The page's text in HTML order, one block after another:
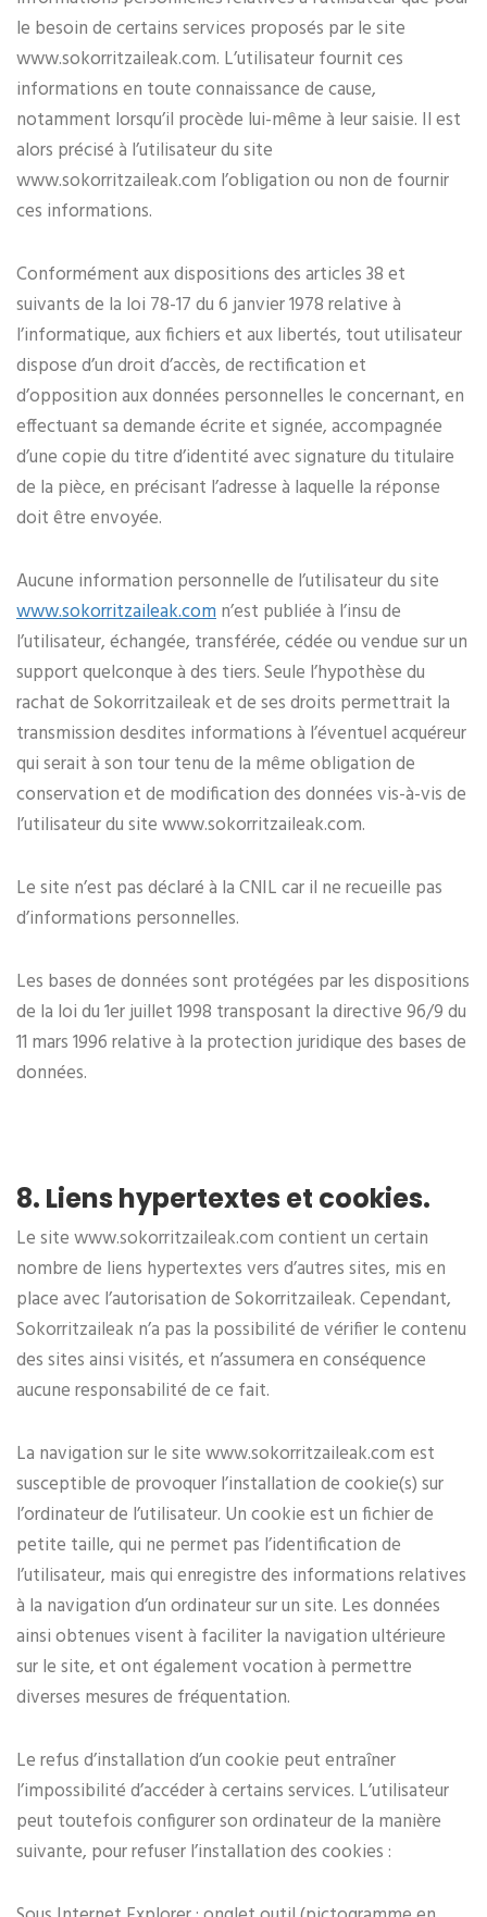
le besoin de certains services proposés par le site
www.sokorritzaileak.com. L’utilisateur fournit ces
informations en toute connaissance de cause,
notamment lorsqu’il procède lui-même à leur saisie. Il est
alors précisé à l’utilisateur du site
www.sokorritzaileak.com l’obligation ou non de fournir
ces informations.
Conformément aux dispositions des articles 38 et
suivants de la loi 78-17 du 6 janvier 1978 relative à
l’informatique, aux fichiers et aux libertés, tout utilisateur
dispose d’un droit d’accès, de rectification et
d’opposition aux données personnelles le concernant, en
effectuant sa demande écrite et signée, accompagnée
d’une copie du titre d’identité avec signature du titulaire
de la pièce, en précisant l’adresse à laquelle la réponse
doit être envoyée.
Aucune information personnelle de l’utilisateur du site
www.sokorritzaileak.comn’est publiée à l’insu de
l’utilisateur, échangée, transférée, cédée ou vendue sur un
support quelconque à des tiers. Seule l’hypothèse du
rachat de Sokorritzaileak et de ses droits permettrait la
transmission desdites informations à l’éventuel acquéreur
qui serait à son tour tenu de la même obligation de
conservation et de modification des données vis-à-vis de
l’utilisateur du site www.sokorritzaileak.com.
Le site n’est pas déclaré à la CNIL car il ne recueille pas
d’informations personnelles.
Les bases de données sont protégées par les dispositions
de la loi du 1er juillet 1998 transposant la directive 96/9 du
11 mars 1996 relative à la protection juridique des bases de
données.
8. Liens hypertextes et cookies.
Le site www.sokorritzaileak.com contient un certain
nombre de liens hypertextes vers d’autres sites, mis en
place avec l’autorisation de Sokorritzaileak. Cependant,
Sokorritzaileak n’a pas la possibilité de vérifier le contenu
des sites ainsi visités, et n’assumera en conséquence
aucune responsabilité de ce fait.
La navigation sur le site www.sokorritzaileak.com est
susceptible de provoquer l’installation de cookie(s) sur
l’ordinateur de l’utilisateur. Un cookie est un fichier de
petite taille, qui ne permet pas l’identification de
l’utilisateur, mais qui enregistre des informations relatives
à la navigation d’un ordinateur sur un site. Les données
ainsi obtenues visent à faciliter la navigation ultérieure
sur le site, et ont également vocation à permettre
diverses mesures de fréquentation.
Le refus d’installation d’un cookie peut entraîner
l’impossibilité d’accéder à certains services. L’utilisateur
peut toutefois configurer son ordinateur de la manière
suivante, pour refuser l’installation des cookies :